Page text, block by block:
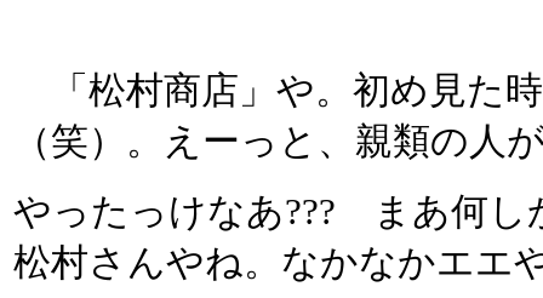
「松村商店」や。初め見た
（笑）。えーっと、親類の人
やったっけなあ??? まあ何し
松村さんやね。なかなかエエ